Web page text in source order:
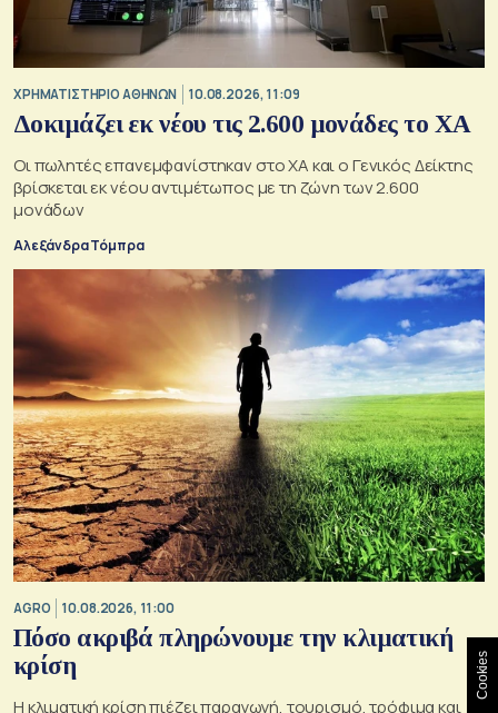
XΡΗΜΑΤΙΣΤΗΡΙΟ ΑΘΗΝΩΝ 10.08.2026, 11:09
Δοκιμάζει εκ νέου τις 2.600 μονάδες το ΧΑ
Οι πωλητές επανεμφανίστηκαν στο ΧΑ και ο Γενικός Δείκτης
βρίσκεται εκ νέου αντιμέτωπος με τη ζώνη των 2.600
μονάδων
Αλεξάνδρα Τόμπρα
AGRO 10.08.2026, 11:00
Πόσο ακριβά πληρώνουμε την κλιματική
κρίση
Η κλιματική κρίση πιέζει παραγωγή, τουρισμό, τρόφιμα και
Cookies